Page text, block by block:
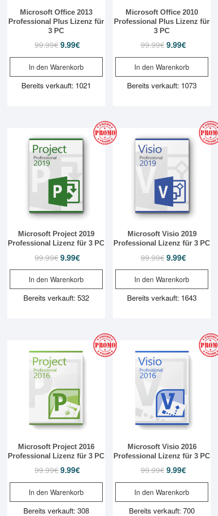
Microsoft Office 2013
Professional Plus Lizenz für
3 PC
99.99€Ursprünglicher
Preis
war:
99.99€
9.99€
Preis
ist:
9.99€.
In den Warenkorb
Bereits verkauft: 1021
Microsoft Office 2010
Professional Plus Lizenz für
3 PC
99.99€ Ursprünglicher
Preis
war:
99.99€
9.99€Aktueller
Preis
ist:
9.99€.
In den Warenkorb
Bereits verkauft: 1073
Microsoft Project 2019
Professional Lizenz für 3 PC
99.99€Ursprünglicher
Preis
war:
99.99€
9.99€
Preis
ist:
9.99€.
In den Warenkorb
Bereits verkauft: 532
Microsoft Visio 2019
Professional Lizenz für 3 PC
99.99€ Ursprünglicher
Preis
war:
99.99€
9.99€Aktueller
Preis
ist:
9.99€.
In den Warenkorb
Bereits verkauft: 1643
Microsoft Project 2016
Professional Lizenz für 3 PC
99.99€Ursprünglicher
Preis
war:
99.99€
9.99€
Preis
ist:
9.99€.
In den Warenkorb
Bereits verkauft: 308
Microsoft Visio 2016
Professional Lizenz für 3 PC
99.99€ Ursprünglicher
Preis
war:
99.99€
9.99€Aktueller
Preis
ist:
9.99€.
In den Warenkorb
Bereits verkauft: 700